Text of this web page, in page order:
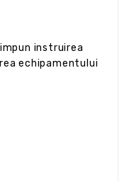
instruirea
echipamentului